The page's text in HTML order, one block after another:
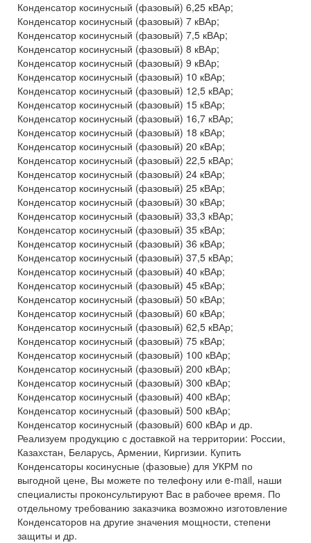
Конденсатор косинусный (фазовый) 6,25 кВАр;
Конденсатор косинусный (фазовый) 7 кВАр;
Конденсатор косинусный (фазовый) 7,5 кВАр;
Конденсатор косинусный (фазовый) 8 кВАр;
Конденсатор косинусный (фазовый) 9 кВАр;
Конденсатор косинусный (фазовый) 10 кВАр;
Конденсатор косинусный (фазовый) 12,5 кВАр;
Конденсатор косинусный (фазовый) 15 кВАр;
Конденсатор косинусный (фазовый) 16,7 кВАр;
Конденсатор косинусный (фазовый) 18 кВАр;
Конденсатор косинусный (фазовый) 20 кВАр;
Конденсатор косинусный (фазовый) 22,5 кВАр;
Конденсатор косинусный (фазовый) 24 кВАр;
Конденсатор косинусный (фазовый) 25 кВАр;
Конденсатор косинусный (фазовый) 30 кВАр;
Конденсатор косинусный (фазовый) 33,3 кВАр;
Конденсатор косинусный (фазовый) 35 кВАр;
Конденсатор косинусный (фазовый) 36 кВАр;
Конденсатор косинусный (фазовый) 37,5 кВАр;
Конденсатор косинусный (фазовый) 40 кВАр;
Конденсатор косинусный (фазовый) 45 кВАр;
Конденсатор косинусный (фазовый) 50 кВАр;
Конденсатор косинусный (фазовый) 60 кВАр;
Конденсатор косинусный (фазовый) 62,5 кВАр;
Конденсатор косинусный (фазовый) 75 кВАр;
Конденсатор косинусный (фазовый) 100 кВАр;
Конденсатор косинусный (фазовый) 200 кВАр;
Конденсатор косинусный (фазовый) 300 кВАр;
Конденсатор косинусный (фазовый) 400 кВАр;
Конденсатор косинусный (фазовый) 500 кВАр;
Конденсатор косинусный (фазовый) 600 кВАр и др.
Реализуем продукцию с доставкой на территории: России,
Казахстан, Беларусь, Армении, Киргизии. Купить
Конденсаторы косинусные (фазовые) для УКРМ по
выгодной цене, Вы можете по телефону или e-mail, наши
специалисты проконсультируют Вас в рабочее время. По
отдельному требованию заказчика возможно изготовление
Конденсаторов на другие значения мощности, степени
защиты и др.